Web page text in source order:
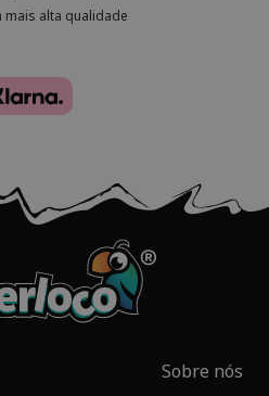
mais alta qualidade
Sobre nós